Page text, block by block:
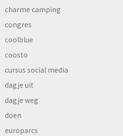
charme camping
congres
coolblue
coosto
cursus social media
dagje uit
dagje weg
doen
europarcs